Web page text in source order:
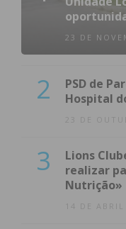
23 DE
2
PSD de
Hospital
23 DE
3
Lions
realizar
Nutrição»
14 DE ABRIL